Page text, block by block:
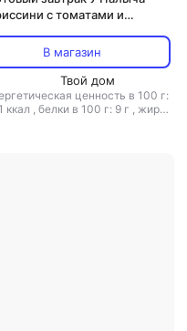
с томатами и
В магазин
Твой дом
ценность в 100 г:
ккал , белки в 100 г: 9 г , жиры